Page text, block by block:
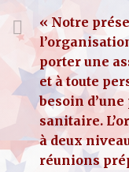
« Notre
porter une
et à toute
besoin
sanitaire.
à deux
réunions